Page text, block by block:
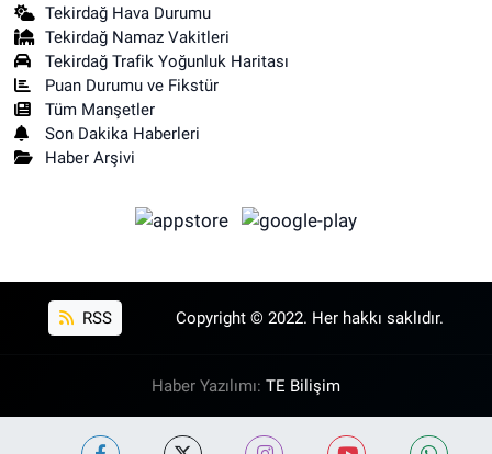
Tekirdağ Hava Durumu
Tekirdağ Namaz Vakitleri
Tekirdağ Trafik Yoğunluk Haritası
Puan Durumu ve Fikstür
Tüm Manşetler
Son Dakika Haberleri
Haber Arşivi
RSS Copyright © 2022. Her hakkı saklıdır.
Haber Yazılımı: TE Bilişim